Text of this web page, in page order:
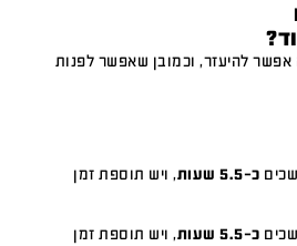
להיעזר, וכמובן שאפשר לפנות
כ-5.5 שעות
, ויש תוספת זמן
כ-5.5 שעות
, ויש תוספת זמן